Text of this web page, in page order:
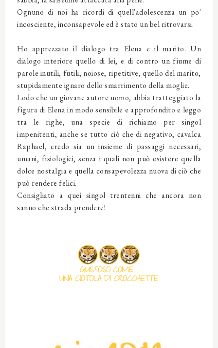
Ognuno di noi ha ricordi di quell'adolescenza un po'
incosciente, inconsapevole ed è stato un bel ritrovarsi.
Ho apprezzato il dialogo tra Elena e il marito. Un
dialogo interiore quello di lei, e di contro un fiume di
parole inutili, futili, noiose, ripetitive, quello del marito,
stupidamente ignaro dello smarrimento della moglie.
Lodo che un giovane autore uomo, abbia tratteggiato la
figura di Elena in modo sensibile e approfondito e leggo
tra le righe, una specie di richiamo per singol
impenitenti, anche se tutto ciò che di negativo, cavalca
Raphael, credo sia un insieme di passaggi necessari,
umani, fisiologici, senza i quali non può esistere quella
dolce nostalgia e quella consapevolezza nuova di ciò che
può rendere felici.
Consigliato a quei singol trentenni che ancora non
sanno che strada prendere!